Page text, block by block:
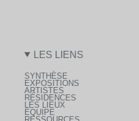
LES LIENS
SYNTHÈSE
EXPOSITIONS
ARTISTES
RÉSIDENCES
LES LIEUX
ÉQUIPE